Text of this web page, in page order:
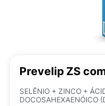
Prevelip ZS
SELÊNIO + ZINCO +
DOCOSAHEXAENÓICO